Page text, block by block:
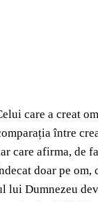
care a creat
între
care afirma, de
doar pe om,
lui Dumnezeu